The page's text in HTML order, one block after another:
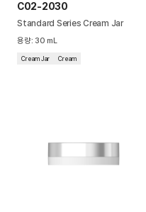
C02-2030
Standard Series Cream Jar
용량: 30 mL
Cream Jar Cream